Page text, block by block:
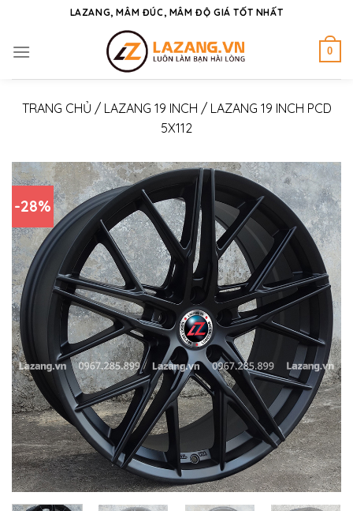
content
LAZANG, MÂM ĐÚC, MÂM ĐỘ GIÁ TỐT NHẤT
0
TRANG CHỦ / LAZANG 19 INCH / LAZANG 19 INCH PCD
5X112
-28%